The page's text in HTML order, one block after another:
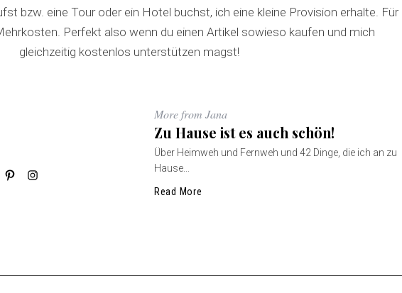
bzw. eine Tour oder ein Hotel buchst, ich eine kleine Provision erhalte. Für
Perfekt also wenn du einen Artikel sowieso kaufen und mich
gleichzeitig kostenlos unterstützen magst!
More from Jana
Zu Hause ist es auch schön!
Über Heimweh und Fernweh und 42 Dinge, die ich an zu
Hause...
Read More